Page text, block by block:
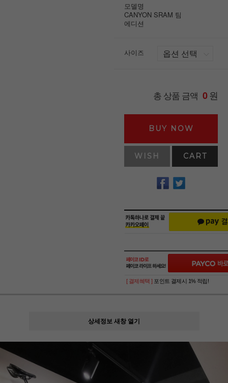
모델명
CANYON SRAM 팀
에디션
사이즈
총 상품 금액 0원
BUY NOW
WISH CART
[ 결제혜택 ] 포인트 결제시 1% 적립!
상세정보 새창 열기